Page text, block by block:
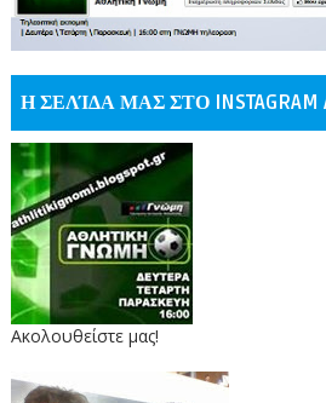
Η ΣΕΛΊΔΑ ΜΑΣ ΣΤΟ INSTAGRAM
Ακολουθείστε μας!